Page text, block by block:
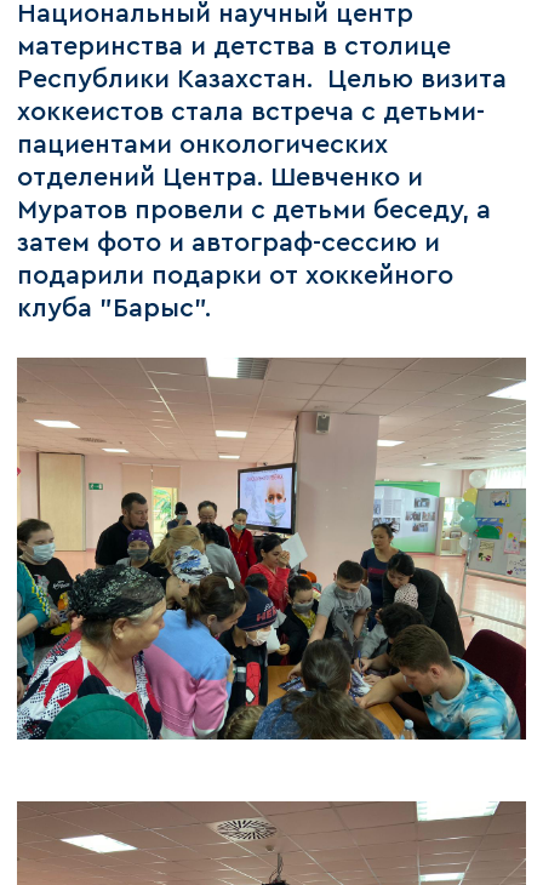
Национальный научный центр
материнства и детства в столице
Республики Казахстан. Целью визита
хоккеистов стала встреча с детьми-
пациентами онкологических
отделений Центра. Шевченко и
Муратов провели с детьми беседу, а
затем фото и автограф-сессию и
подарили подарки от хоккейного
клуба "Барыс".